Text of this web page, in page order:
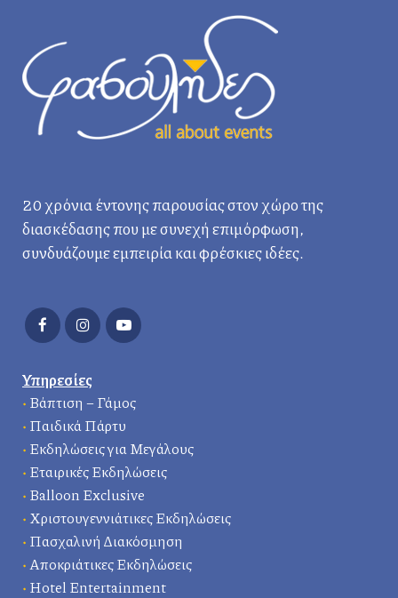
20 χρόνια έντονης παρουσίας στον χώρο της
διασκέδασης που με συνεχή επιμόρφωση,
συνδυάζουμε εμπειρία και φρέσκιες ιδέες.
Υπηρεσίες
• Βάπτιση – Γάμος
• Παιδικά Πάρτυ
• Εκδηλώσεις για Μεγάλους
• Εταιρικές Εκδηλώσεις
• Balloon Exclusive
• Χριστουγεννιάτικες Εκδηλώσεις
• Πασχαλινή Διακόσμηση
•Αποκριάτικες Εκδηλώσεις
• Hotel Entertainment